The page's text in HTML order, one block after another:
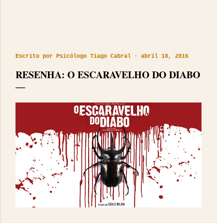
Escrito por Psicólogo Tiago Cabral abril 18, 2016
RESENHA: O ESCARAVELHO DO DIABO